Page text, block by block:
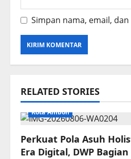
Simpan nama, email,
RELATED STORIES
Kota Ambon
Perkuat Pola Asuh
Era Digital, DWP Bagian